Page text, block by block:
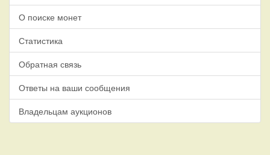
О поиске монет
Статистика
Обратная связь
Ответы на ваши сообщения
Владельцам аукционов